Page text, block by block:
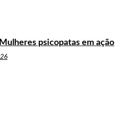
psicopatas em ação